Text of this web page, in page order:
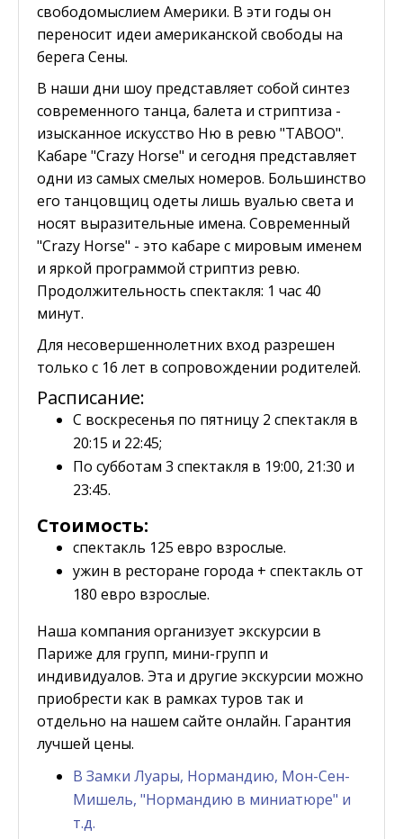
свободомыслием Америки. В эти годы он
переносит идеи американской свободы на
берега Сены.
В наши дни шоу представляет собой синтез
современного танца, балета и стриптиза -
изысканное искусство Ню в ревю "TABOO".
Кабаре "Сrazy Horse" и сегодня представляет
одни из самых смелых номеров. Большинство
его танцовщиц одеты лишь вуалью света и
носят выразительные имена. Современный
"Сrazy Horse" - это кабаре с мировым именем
и яркой программой стриптиз ревю.
Продолжительность спектакля: 1 час 40
минут.
Для несовершеннолетних вход разрешен
только с 16 лет в сопровождении родителей.
Расписание:
С воскресенья по пятницу 2 спектакля в
20:15 и 22:45;
По субботам 3 спектакля в 19:00, 21:30 и
23:45.
Стоимость:
спектакль 125 евро взрослые.
ужин в ресторане города + спектакль от
180 евро взрослые.
Наша компания организует экскурсии в
Париже для групп, мини-групп и
индивидуалов. Эта и другие экскурсии можно
приобрести как в рамках туров так и
отдельно на нашем сайте онлайн. Гарантия
лучшей цены.
В Замки Луары, Нормандию, Мон-Сен-
Мишель, "Нормандию в миниатюре" и
т.д.